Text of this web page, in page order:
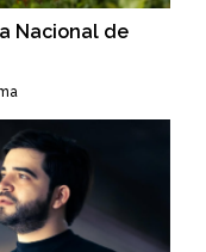
Nacional de